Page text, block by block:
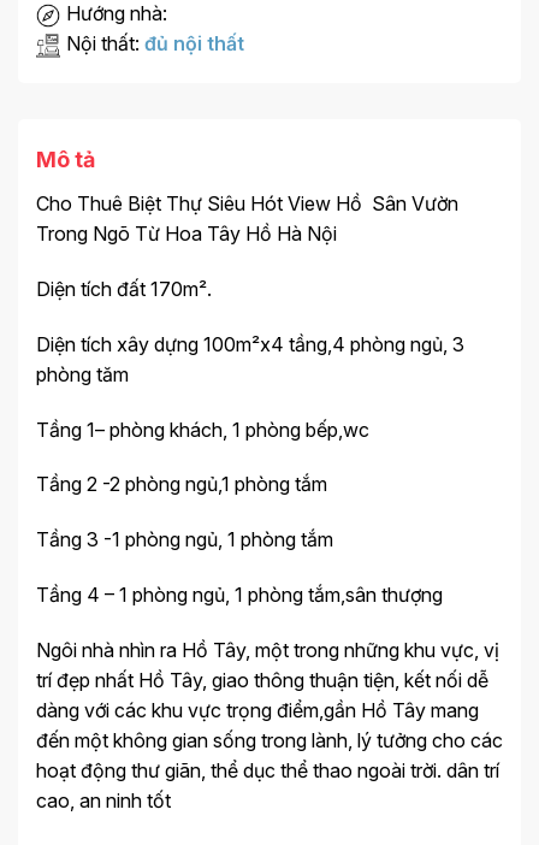
Hướng nhà:
Nội thất: đủ nội thất
Mô tả
Cho Thuê Biệt Thự Siêu Hót View Hồ Sân Vườn
Trong Ngõ Từ Hoa Tây Hồ Hà Nội
Diện tích đất 170m².
Diện tích xây dựng 100m²x4 tầng,4 phòng ngủ, 3
phòng tăm
Tầng 1– phòng khách, 1 phòng bếp,wc
Tầng 2 -2 phòng ngủ,1 phòng tắm
Tầng 3 -1 phòng ngủ, 1 phòng tắm
Tầng 4 – 1 phòng ngủ, 1 phòng tắm,sân thượng
Ngôi nhà nhìn ra Hồ Tây, một trong những khu vực, vị
trí đẹp nhất Hồ Tây, giao thông thuận tiện, kết nối dễ
dàng với các khu vực trọng điểm,gần Hồ Tây mang
đến một không gian sống trong lành, lý tưởng cho các
hoạt động thư giãn, thể dục thể thao ngoài trời. dân trí
cao, an ninh tốt